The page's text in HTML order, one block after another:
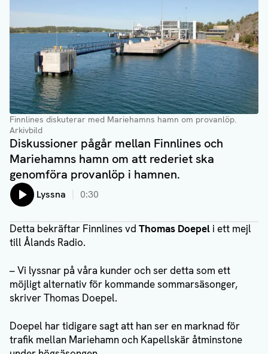
Finnlines diskuterar med Mariehamns hamn om provanlöp.
Arkivbild
Diskussioner pågår mellan Finnlines och
Mariehamns hamn om att rederiet ska
genomföra provanlöp i hamnen.
Lyssna 0:30
Detta bekräftar Finnlines vd Thomas Doepel i ett mejl
till Ålands Radio.
– Vi lyssnar på våra kunder och ser detta som ett
möjligt alternativ för kommande sommarsäsonger,
skriver Thomas Doepel.
Doepel har tidigare sagt att han ser en marknad för
trafik mellan Mariehamn och Kapellskär åtminstone